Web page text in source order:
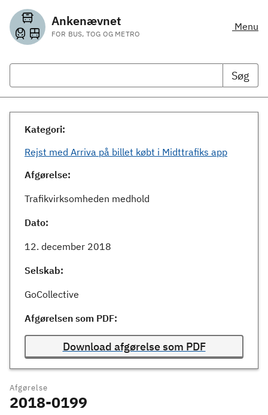
Ankenævnet
FOR BUS, TOG OG METRO
Menu
Søg
Kategori:
Rejst med Arriva på billet købt i Midttrafiks app
Afgørelse:
Trafikvirksomheden medhold
Dato:
12. december 2018
Selskab:
GoCollective
Afgørelsen som PDF:
Download afgørelse som PDF
Afgørelse
2018-0199